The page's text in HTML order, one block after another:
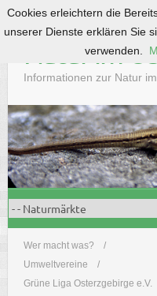
S
k
o
c
o
n
Natur im
Informationen zur Natur
Wer macht was?
Umweltvereine
Grüne Liga Osterzgebirge e.V.
Cookies erleichtern die
unserer Dienste erklären Sie
verwenden.